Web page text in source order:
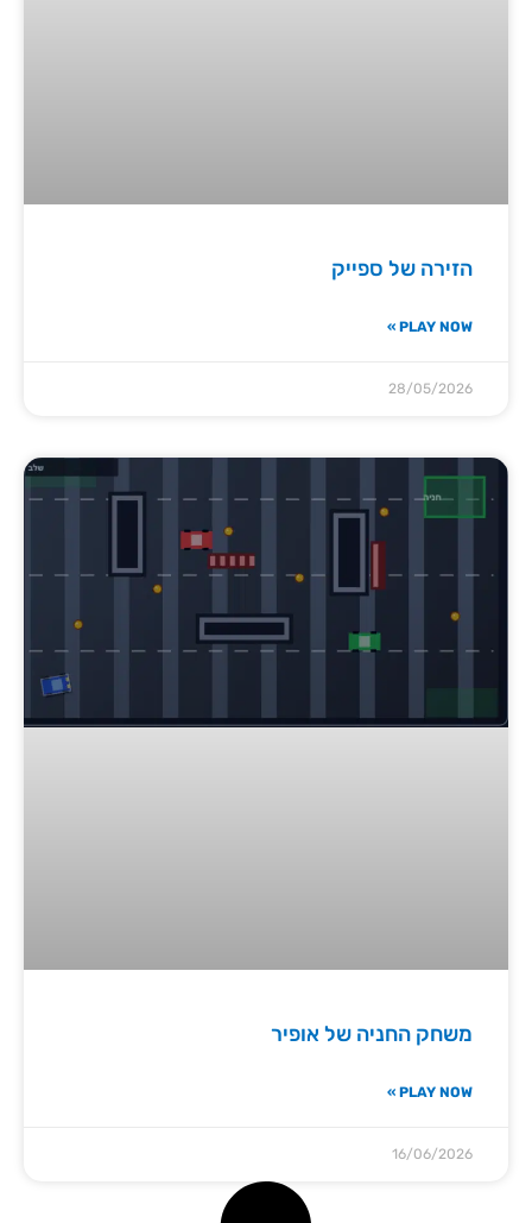
הזירה של ספייק
PLAY NOW »
28/05/2026
משחק החניה של אופיר
PLAY NOW »
16/06/2026